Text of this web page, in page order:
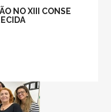
NO XIII CONSE